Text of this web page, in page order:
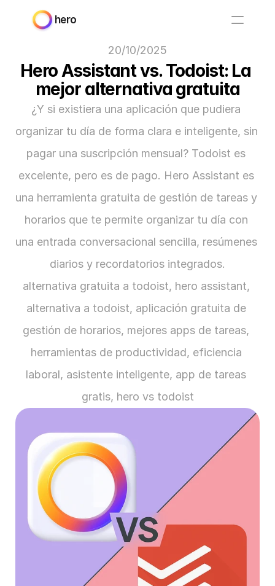
hero
20/10/2025
Hero Assistant vs. Todoist: La
mejor alternativa gratuita
¿Y si existiera una aplicación que pudiera
organizar tu día de forma clara e inteligente, sin
pagar una suscripción mensual? Todoist es
excelente, pero es de pago. Hero Assistant es
una herramienta gratuita de gestión de tareas y
horarios que te permite organizar tu día con
una entrada conversacional sencilla, resúmenes
diarios y recordatorios integrados.
alternativa gratuita a todoist, hero assistant,
alternativa a todoist, aplicación gratuita de
gestión de horarios, mejores apps de tareas,
herramientas de productividad, eficiencia
laboral, asistente inteligente, app de tareas
gratis, hero vs todoist